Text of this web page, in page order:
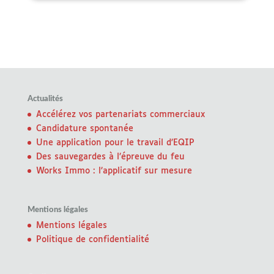
Actualités
Accélérez vos partenariats commerciaux
Candidature spontanée
Une application pour le travail d’EQIP
Des sauvegardes à l’épreuve du feu
Works Immo : l’applicatif sur mesure
Mentions légales
Mentions légales
Politique de confidentialité